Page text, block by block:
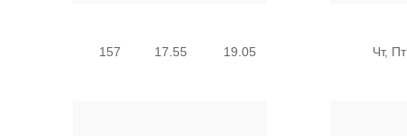
157 17.55 19.05 Чт, Пт